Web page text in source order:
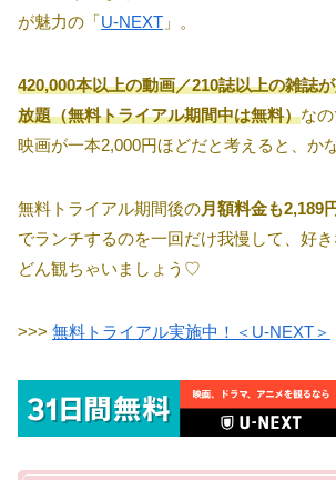
が魅力の「U-NEXT 」。
420,000本以上の動画／210誌以上の雑誌
放題（無料トライアル期間中は無料）な
映画が一本2,000円ほどだと考えると、か
無料トライアル期間後の月額料金も2,189
でランチするのを一回だけ我慢して、好
どん観ちゃいましょう♡
>>> 無料トライアル実施中！＜U-NEXT＞